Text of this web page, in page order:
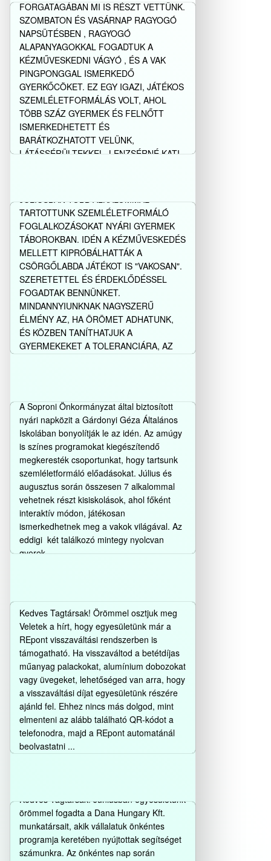
FORGATAGÁBAN MI IS RÉSZT VETTÜNK.
SZOMBATON ÉS VASÁRNAP RAGYOGÓ
NAPSÜTÉSBEN , RAGYOGÓ
ALAPANYAGOKKAL FOGADTUK A
KÉZMŰVESKEDNI VÁGYÓ , ÉS A VAK
PINGPONGGAL ISMERKEDŐ
GYERKŐCÖKET. EZ EGY IGAZI, JÁTÉKOS
SZEMLÉLETFORMÁLÁS VOLT, AHOL
TÖBB SZÁZ GYERMEK ÉS FELNŐTT
ISMERKEDHETETT ÉS
BARÁTKOZHATOTT VELÜNK,
LÁTÁSSÉRÜLTEKKEL. LENZSÉRNÉ KATI
Szemléletformáló
JÚLIUSBAN TÖBB ALKALOMMAL
TARTOTTUNK SZEMLÉLETFORMÁLÓ
FOGLALKOZÁSOKAT NYÁRI GYERMEK
TÁBOROKBAN. IDÉN A KÉZMŰVESKEDÉS
MELLETT KIPRÓBÁLHATTÁK A
CSÖRGŐLABDA JÁTÉKOT IS "VAKOSAN".
SZERETETTEL ÉS ÉRDEKLŐDÉSSEL
FOGADTAK BENNÜNKET.
MINDANNYIUNKNAK NAGYSZERŰ
ÉLMÉNY AZ, HA ÖRÖMET ADHATUNK,
ÉS KÖZBEN TANÍTHATJUK A
GYERMEKEKET A TOLERANCIÁRA, AZ
A Soproni Önkormányzat által biztosított
nyári napközit a Gárdonyi Géza Általános
Iskolában bonyolítják le az idén. Az amúgy
is színes programokat kiegészítendő
megkeresték csoportunkat, hogy tartsunk
szemléletformáló előadásokat. Július és
augusztus során összesen 7 alkalommal
vehetnek részt kisiskolások, ahol főként
interaktív módon, játékosan
ismerkedhetnek meg a vakok világával. Az
eddigi két találkozó mintegy nyolcvan
gyerek ...
Kedves Tagtársak! Örömmel osztjuk meg
Veletek a hírt, hogy egyesületünk már a
REpont visszaváltási rendszerben is
támogatható. Ha visszaváltod a betétdíjas
műanyag palackokat, alumínium dobozokat
vagy üvegeket, lehetőséged van arra, hogy
a visszaváltási díjat egyesületünk részére
ajánld fel. Ehhez nincs más dolgod, mint
elmenteni az alább található QR-kódot a
telefonodra, majd a REpont automatánál
beolvastatni ...
Kedves Tagtársak! Júniusban egyesületünk
örömmel fogadta a Dana Hungary Kft.
munkatársait, akik vállalatuk önkéntes
programja keretében nyújtottak segítséget
számunkra. Az önkéntes nap során